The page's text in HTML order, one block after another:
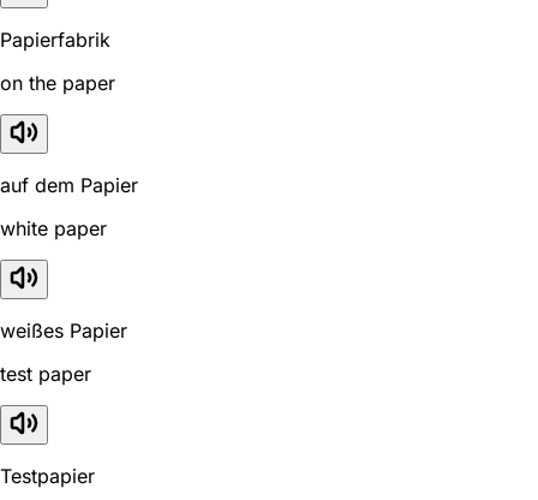
Papierfabrik
on the paper
auf dem Papier
white paper
weißes Papier
test paper
Testpapier